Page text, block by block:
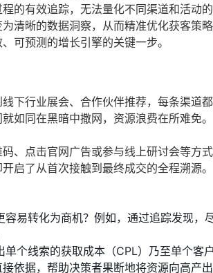
的有效追踪，无法量化不同渠道和活动的
清晰的数据洞察，从而精准优化获客策
可预测的增长引擎的关键一步。
下行业展会、合作伙伴推荐，每条渠道
如同在黑暗中撒网，资源浪费在所难免。
、点击官网广告或参与线上研讨会等方
启了从首次接触到最终成交的全程溯源
易转化为商机？例如，通过追踪发现，
个线索的获取成本（CPL）乃至单个客
依据，帮助决策者果断地将资源向高产出